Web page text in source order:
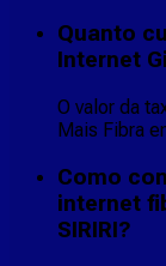
Quanto
Internet
O valor da
Mais Fibra
Como
internet
SIRIRI?